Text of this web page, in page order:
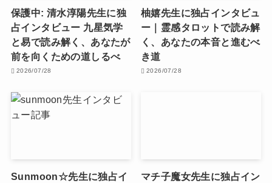
保護中: 清水淳陽先生に独
占インタビュー 九星気学
と易で読み解く、あなたが
前を向くための道しるべ
2026/07/28
柚嬉先生に独占インタビュ
ー｜霊感タロットで読み解
く、あなたの本音と進むべ
き道
2026/07/28
Sunmoon☆先生に独占イ
マチ子魔女先生に独占イン